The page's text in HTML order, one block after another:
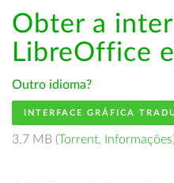
Obter a
LibreOffice
Outro idioma?
INTERFACE GRÁFICA
3.7 MB (Torrent, Informações